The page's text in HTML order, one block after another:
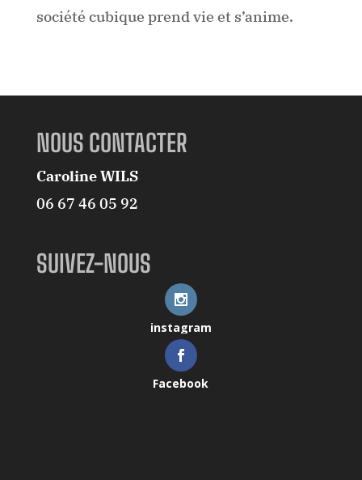
société cubique prend vie et s’anime.
NOUS CONTACTER
Caroline WILS
06 67 46 05 92
SUIVEZ-NOUS
instagram
Facebook